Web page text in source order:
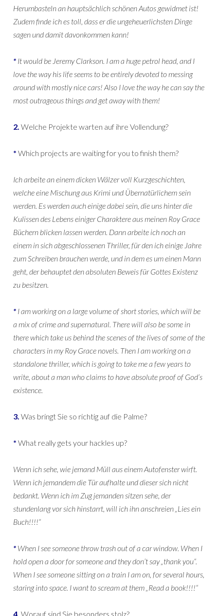
Herumbasteln an hauptsächlich schönen Autos gewidmet ist!
Zudem finde ich es toll, dass er die ungeheuerlichsten Dinge
sagen und damit davonkommen kann!
* It would be Jeremy Clarkson. I am a huge petrol head, and I
love the way his life seems to be entirely devoted to messing
around with mostly nice cars! Also I love the way he can say the
most outrageous things and get away with them!
2. Welche Projekte warten auf ihre Vollendung?
* Which projects are waiting for you to finish them?
Ich arbeite an einem dicken Wälzer voll Kurzgeschichten,
welche eine Mischung aus Krimi und Übernatürlichem sein
werden. Es werden auch einige dabei sein, die uns hinter die
Kulissen des Lebens einiger Charaktere aus meinen Roy Grace
Büchern blicken lassen werden. Dann arbeite ich noch an
einem in sich abgeschlossenen Thriller, für den ich einige Jahre
zum Schreiben brauchen werde, und in dem es um einen Mann
geht, der behauptet den absoluten Beweis für Gottes Existenz
zu besitzen.
* I am working on a large volume of short stories, which will be
a mix of crime and supernatural. There will also be some in
there which take us behind the scenes of the lives of some of the
characters in my Roy Grace novels. Then I am working on a
standalone thriller, which is going to take me a few years to
write, about a man who claims to have absolute proof of God’s
existence.
3. Was bringt Sie so richtig auf die Palme?
* What really gets your hackles up?
Wenn ich sehe, wie jemand Müll aus einem Autofenster wirft.
Wenn ich jemandem die Tür aufhalte und dieser sich nicht
bedankt. Wenn ich im Zug jemanden sitzen sehe, der
stundenlang vor sich hinstarrt, will ich ihn anschreien „Lies ein
Buch!!!!“
* When I see someone throw trash out of a car window. When I
hold open a door for someone and they don’t say „thank you“.
When I see someone sitting on a train I am on, for several hours,
staring into space. I want to scream at them „Read a book!!!!“
4. Worauf sind Sie besonders stolz?